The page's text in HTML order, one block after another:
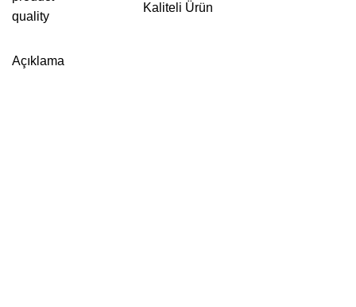
Kaliteli Ürün
Açıklama